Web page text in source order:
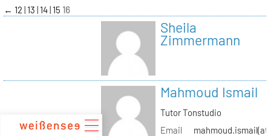
zum
Inhalt
← 12 13 14 15 16
Sheila
Zimmermann
Mahmoud Ismail
Tutor Tonstudio
Email